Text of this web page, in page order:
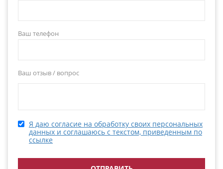
Ваш телефон
Ваш отзыв / вопрос
Я даю согласие на обработку своих персональных
данных и соглашаюсь с текстом, приведенным по
ссылке